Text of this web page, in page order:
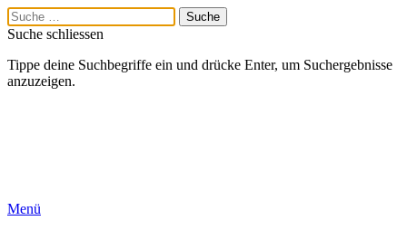
Suche schliessen
Tippe deine Suchbegriffe ein und drücke Enter, um Suchergebnisse
anzuzeigen.
Menü